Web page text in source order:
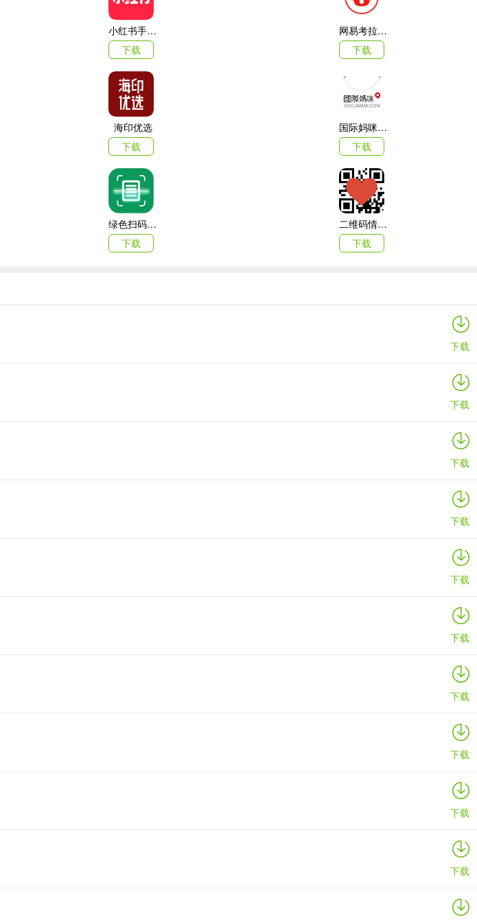
手指一划即一键关注他们，了解达人美女名媛们都在买什么、用什么，积极发帖、点赞、留言，你也能成为
必买推荐、韩国最新比价信息、欧洲outlets里大牌奢侈品价格、美国感恩节购物狂欢必买套装、香港圣诞购
推选，告诉你去什么值得买？大牌奢侈品哪里买最便宜？大家都在买什么？小红书绝对是您出国旅游、海
期有特别的促销活动。去韩国购物，那么新罗和乐天的免税店一定要去。里面汇集了绝大部分如雷贯耳的国
小红书手机客户端
下载
网易考拉海购
下载
海印优选
下载
国际妈咪海外商城
下载
绿色扫码软件
下载
二维码情书生成器客户端(love letter qrcode)
下载
下载
下载
下载
下载
下载
下载
下载
下载
下载
下载